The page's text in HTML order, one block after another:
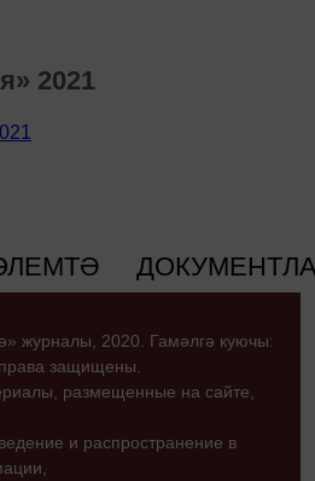
2021
журналы, 2020. Гамәлгә куючы:
защищены.
размещенные на сайте,
и распространение в